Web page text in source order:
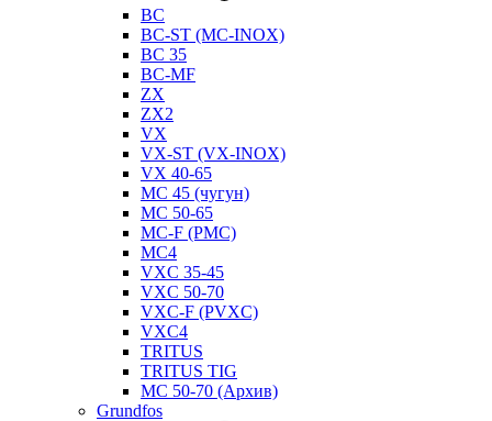
BC
BC-ST (MC-INOX)
BC 35
BC-MF
ZX
ZX2
VX
VX-ST (VX-INOX)
VX 40-65
MC 45 (чугун)
MC 50-65
MC-F (PMC)
MC4
VXC 35-45
VXC 50-70
VXC-F (PVXC)
VXC4
TRITUS
TRITUS TIG
MC 50-70 (Архив)
Grundfos